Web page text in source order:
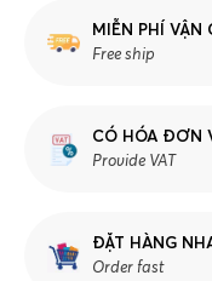
MIỄN PHÍ VẬN
Free ship
CÓ HÓA ĐƠN
Provide VAT
ĐẶT HÀNG
Order fast